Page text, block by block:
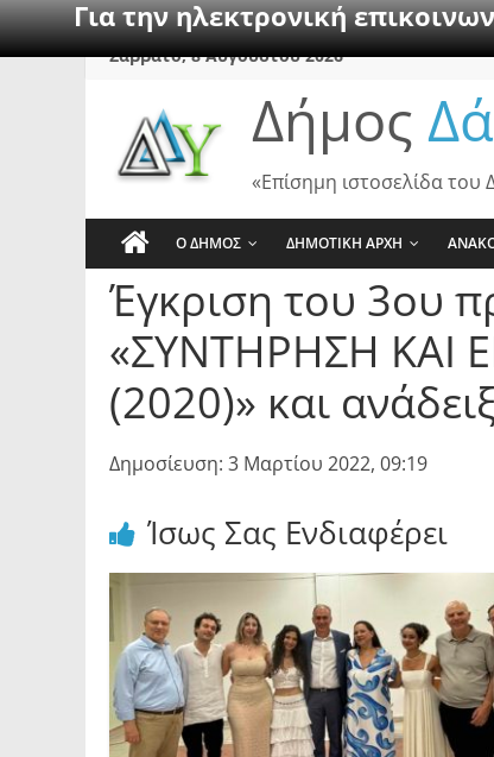
Για την ηλεκτρονική
SkipΣάββατο, 8 Αυγούστου 2026
Δήμος
«Επίσημη ιστοσελίδα
Ο ΔΗΜΟΣ ΔΗΜΟΤΙΚΗ ΑΡΧΗ
Έγκριση του 3ου
«ΣΥΝΤΗΡΗΣΗ ΚΑΙ
(2020)» και
Δημοσίευση: 3 Μαρτίου 2022, 09:19
Ίσως Σας Ενδιαφέρει